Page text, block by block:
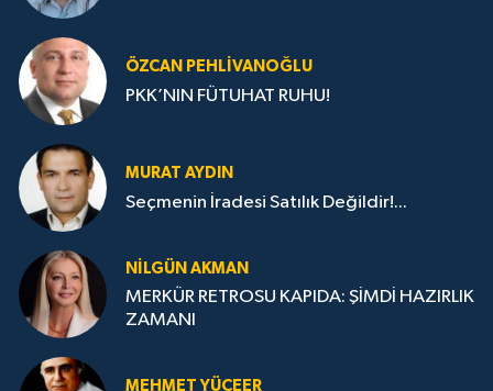
ÖZCAN PEHLIVANOĞLU
PKK’NIN FÜTUHAT RUHU!
MURAT AYDIN
Seçmenin İradesi Satılık Değildir!...
NILGÜN AKMAN
MERKÜR RETROSU KAPIDA: ŞİMDİ HAZIRLIK
ZAMANI
MEHMET YÜCEER